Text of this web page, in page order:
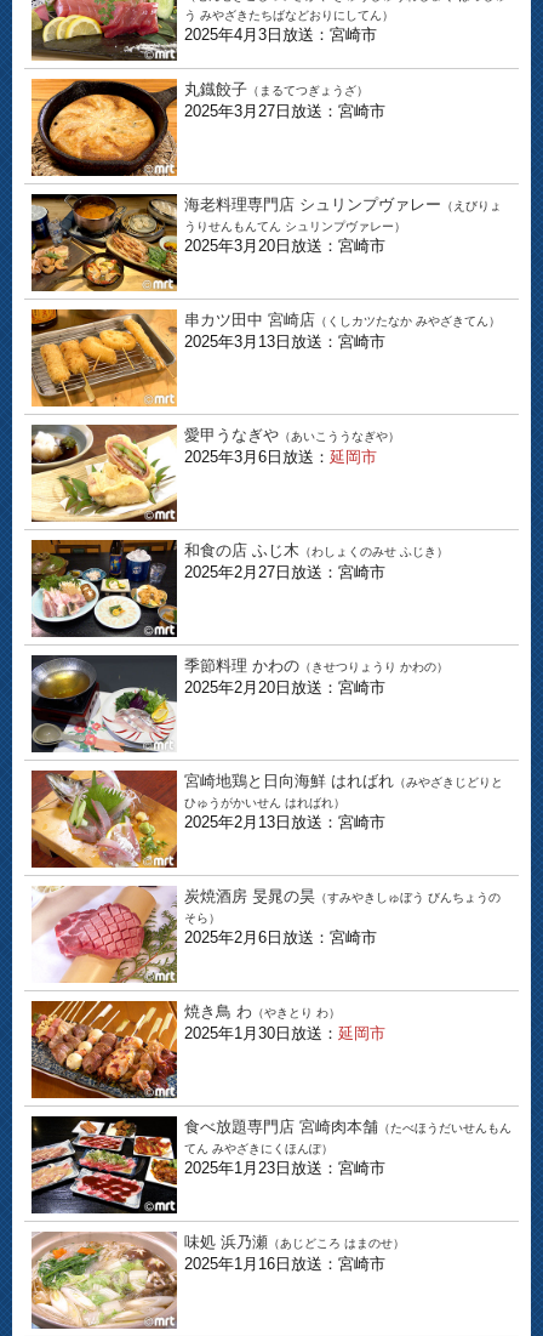
う みやざきたちばなどおりにしてん）
2025年4月3日放送：宮崎市
丸鐡餃子 （まるてつぎょうざ）
2025年3月27日放送：宮崎市
海老料理専門店 シュリンプヴァレー （えびりょ
うりせんもんてん シュリンプヴァレー）
2025年3月20日放送：宮崎市
串カツ田中 宮崎店 （くしカツたなか みやざきてん）
2025年3月13日放送：宮崎市
愛甲うなぎや （あいこううなぎや）
2025年3月6日放送： 延岡市
和食の店 ふじ木 （わしょくのみせ ふじき）
2025年2月27日放送：宮崎市
季節料理 かわの （きせつりょうり かわの）
2025年2月20日放送：宮崎市
宮崎地鶏と日向海鮮 はればれ （みやざきじどりと
ひゅうがかいせん はればれ）
2025年2月13日放送：宮崎市
炭焼酒房 旻晁の昊 （すみやきしゅぼう びんちょうの
そら）
2025年2月6日放送：宮崎市
焼き鳥 わ （やきとり わ）
2025年1月30日放送： 延岡市
食べ放題専門店 宮崎肉本舗 （たべほうだいせんもん
てん みやざきにくほんぽ）
2025年1月23日放送：宮崎市
味処 浜乃瀬 （あじどころ はまのせ）
2025年1月16日放送：宮崎市